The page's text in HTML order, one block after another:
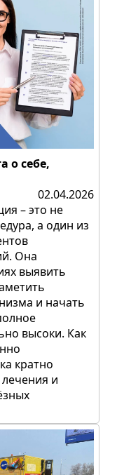
о себе,
02.04.2026
– это не
а один из
Она
выявить
и начать
высоки. Как
кратно
и